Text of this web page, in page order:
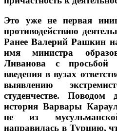
Это уже не первая
противодействию
Ранее Валерий Рашкин
имя министра
Ливанова с просьбой
введения в вузах
выявлению
студенчестве.
история Варвары
не из
направилась в Турцию,